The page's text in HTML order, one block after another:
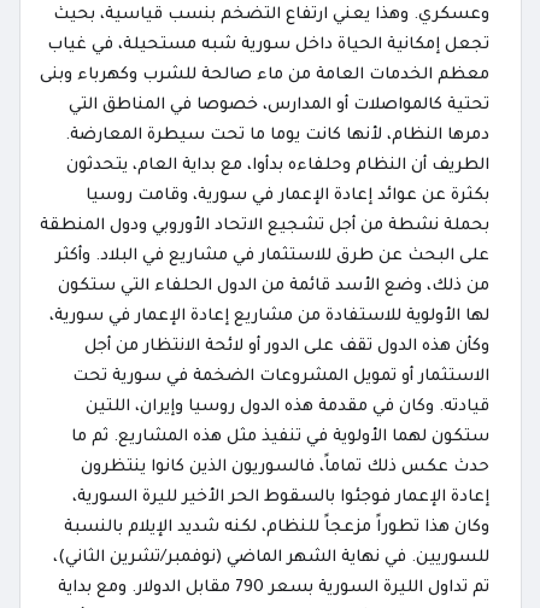
وعسكري. وهذا يعني ارتفاع التضخم بنسب قياسية، بحيث
تجعل إمكانية الحياة داخل سورية شبه مستحيلة، في غياب
معظم الخدمات العامة من ماء صالحة للشرب وكهرباء وبنى
تحتية كالمواصلات أو المدارس، خصوصا في المناطق التي
دمرها النظام، لأنها كانت يوما ما تحت سيطرة المعارضة.
الطريف أن النظام وحلفاءه بدأوا، مع بداية العام، يتحدثون
بكثرة عن عوائد إعادة الإعمار في سورية، وقامت روسيا
بحملة نشطة من أجل تشجيع الاتحاد الأوروبي ودول المنطقة
على البحث عن طرق للاستثمار في مشاريع في البلاد. وأكثر
من ذلك، وضع الأسد قائمة من الدول الحلفاء التي ستكون
لها الأولوية للاستفادة من مشاريع إعادة الإعمار في سورية،
وكأن هذه الدول تقف على الدور أو لائحة الانتظار من أجل
الاستثمار أو تمويل المشروعات الضخمة في سورية تحت
قيادته. وكان في مقدمة هذه الدول روسيا وإيران، اللتين
ستكون لهما الأولوية في تنفيذ مثل هذه المشاريع. ثم ما
حدث عكس ذلك تماماً، فالسوريون الذين كانوا ينتظرون
إعادة الإعمار فوجئوا بالسقوط الحر الأخير لليرة السورية،
وكان هذا تطوراً مزعجاً للنظام، لكنه شديد الإيلام بالنسبة
للسوريين. في نهاية الشهر الماضي (نوفمبر/تشرين الثاني)،
تم تداول الليرة السورية بسعر 790 مقابل الدولار. ومع بداية